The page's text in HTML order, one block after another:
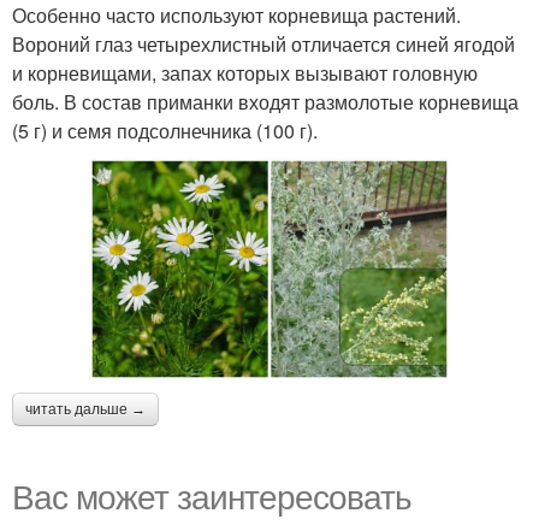
Особенно часто используют корневища растений.
Вороний глаз четырехлистный отличается синей ягодой
и корневищами, запах которых вызывают головную
боль. В состав приманки входят размолотые корневища
(5 г) и семя подсолнечника (100 г).
читать дальше →
Вас может заинтересовать